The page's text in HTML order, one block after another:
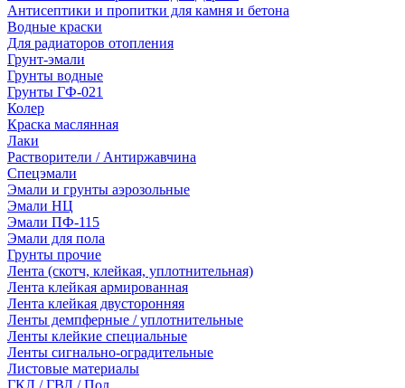
Антисептики и пропитки для камня и бетона
Водные краски
Для радиаторов отопления
Грунт-эмали
Грунты водные
Грунты ГФ-021
Колер
Краска маслянная
Лаки
Растворители / Антиржавчина
Спецэмали
Эмали и грунты аэрозольные
Эмали НЦ
Эмали ПФ-115
Эмали для пола
Грунты прочие
Лента (скотч, клейкая, уплотнительная)
Лента клейкая армированная
Лента клейкая двусторонняя
Ленты демпферные / уплотнительные
Ленты клейкие специальные
Ленты сигнально-оградительные
Листовые материалы
ГКЛ / ГВЛ / Пол